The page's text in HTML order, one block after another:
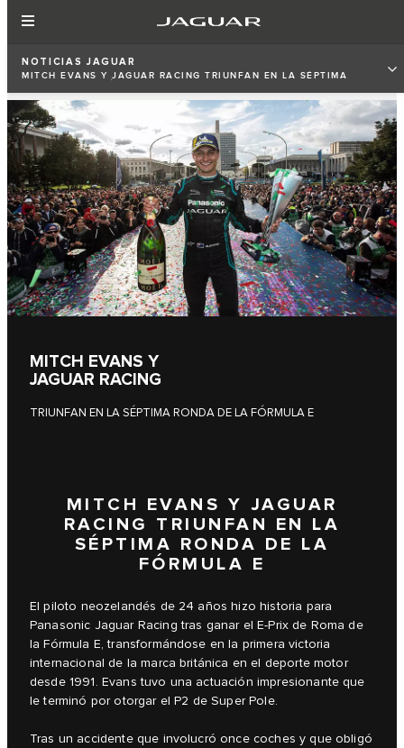
NOTICIAS JAGUAR
MITCH EVANS Y JAGUAR RACING TRIUNFAN EN LA SÉPTIMA
MITCH EVANS Y
JAGUAR RACING
TRIUNFAN EN LA SÉPTIMA RONDA DE LA FÓRMULA E
MITCH EVANS Y JAGUAR
RACING TRIUNFAN EN LA
SÉPTIMA RONDA DE LA
FÓRMULA E
El piloto neozelandés de 24 años hizo historia para
Panasonic Jaguar Racing tras ganar el E-Prix de Roma de
la Fórmula E, transformándose en la primera victoria
internacional de la marca británica en el deporte motor
desde 1991. Evans tuvo una actuación impresionante que
le terminó por otorgar el P2 de Super Pole.
Tras un accidente que involucró once coches y que obligó